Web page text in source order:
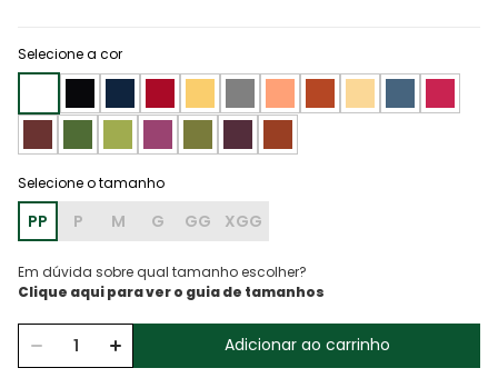
Selecione a cor
PP P M G GG XGG
Em dúvida sobre qual tamanho escolher?
Adicionar ao carrinho